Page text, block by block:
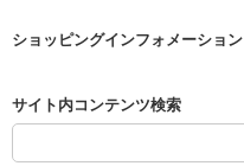
ショッピングインフォメーション
サイト内コンテンツ検索